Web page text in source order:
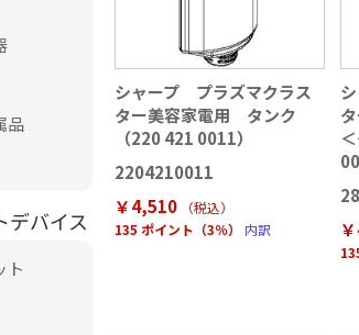
シャープ プラズマクラス
ター美容家電用 タンク
（220 421 0011）
2204210011
￥4,510
（税込）
135 ポイント（3％）
内訳
品
デバイス
ト